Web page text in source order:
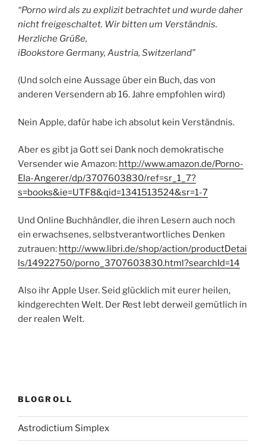
“Porno wird als zu explizit betrachtet und wurde daher
nicht freigeschaltet. Wir bitten um Verständnis.
Herzliche Grüße,
iBookstore Germany, Austria, Switzerland”
(Und solch eine Aussage über ein Buch, das von
anderen Versendern ab 16. Jahre empfohlen wird)
Nein Apple, dafür habe ich absolut kein Verständnis.
Aber es gibt ja Gott sei Dank noch demokratische
Versender wie Amazon: http://www.amazon.de/Porno-
Ela-Angerer/dp/3707603830/ref=sr_1_7?
s=books&ie=UTF8&qid=1341513524&sr=1-7
Und Online Buchhändler, die ihren Lesern auch noch
ein erwachsenes, selbstverantwortliches Denken
zutrauen: http://www.libri.de/shop/action/productDetai
ls/14922750/porno_3707603830.html?searchId=14
Also ihr Apple User. Seid glücklich mit eurer heilen,
kindgerechten Welt. Der Rest lebt derweil gemütlich in
der realen Welt.
BLOGROLL
Astrodictium Simplex